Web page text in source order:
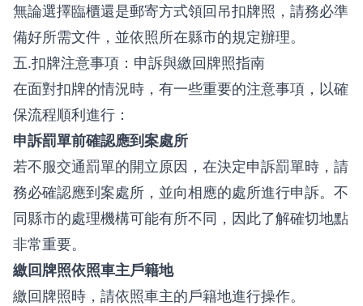
無論選擇臨櫃還是郵寄方式領回吊扣牌照，請務必準
備好所需文件，並依照所在縣市的規定辦理。
五.扣牌注意事項：申訴與繳回牌照指南
在面對扣牌的情況時，有一些重要的注意事項，以確
保流程順利進行：
申訴罰單前確認應到案處所
若不服交通罰單的開立原因，在決定申訴罰單時，請
務必確認應到案處所，並向相應的處所進行申訴。不
同縣市的處理機構可能有所不同，因此了解確切地點
非常重要。
繳回牌照依照車主戶籍地
繳回牌照時，請依照車主的戶籍地進行操作。